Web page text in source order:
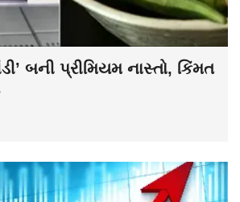
બની પ્રીમિયમ નાસ્તો, કિંમત